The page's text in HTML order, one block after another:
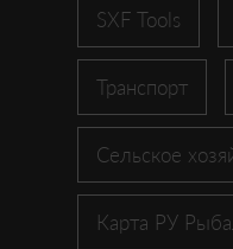
SXF Tools
Транспорт
Сельское
Карта РУ